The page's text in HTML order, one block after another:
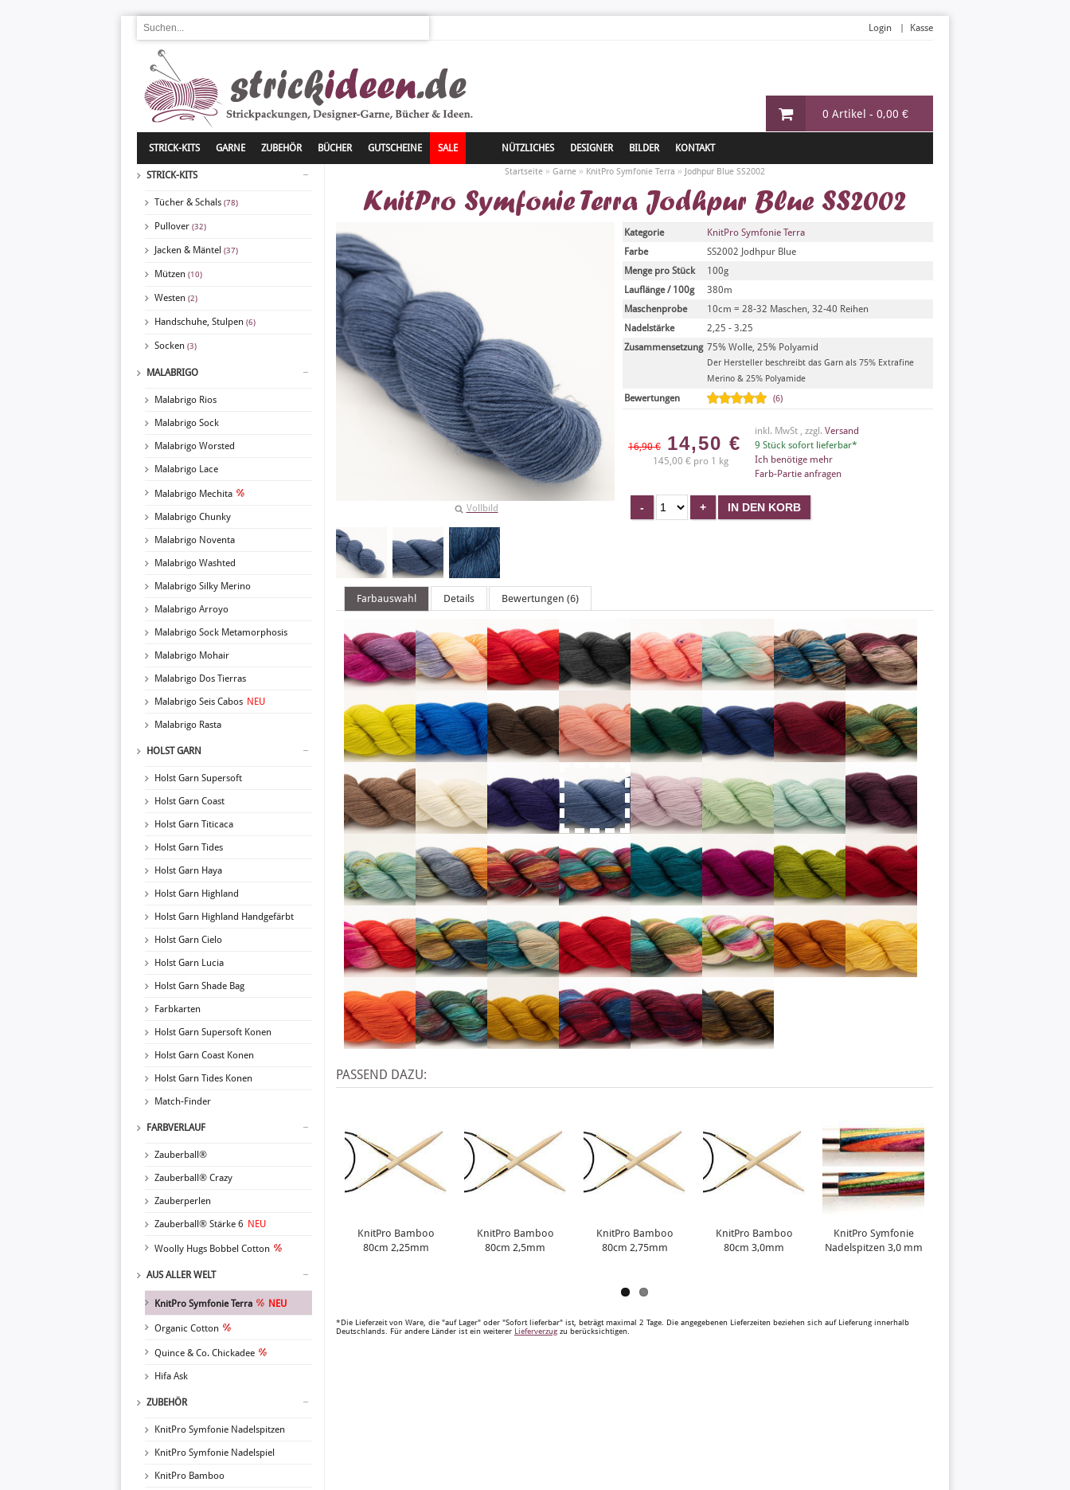
0 Artikel - 0,00 €
Login Kasse
STRICK-KITS GARNE ZUBEHÖR BÜCHER GUTSCHEINE SALE NÜTZLICHES DESIGNER BILDER KONTAKT
STRICK-KITS
Tücher & Schals (78)
Pullover (32)
Jacken & Mäntel (37)
Mützen (10)
Westen (2)
Handschuhe, Stulpen (6)
Socken (3)
MALABRIGO
Malabrigo Rios
Malabrigo Sock
Malabrigo Worsted
Malabrigo Lace
Malabrigo Mechita
Malabrigo Chunky
Malabrigo Noventa
Malabrigo Washted
Malabrigo Silky Merino
Malabrigo Arroyo
Malabrigo Sock Metamorphosis
Malabrigo Mohair
Malabrigo Dos Tierras
Malabrigo Seis Cabos NEU
Malabrigo Rasta
HOLST GARN
Holst Garn Supersoft
Holst Garn Coast
Holst Garn Titicaca
Holst Garn Tides
Holst Garn Haya
Holst Garn Highland
Holst Garn Highland Handgefärbt
Holst Garn Cielo
Holst Garn Lucia
Holst Garn Shade Bag
Farbkarten
Holst Garn Supersoft Konen
Holst Garn Coast Konen
Holst Garn Tides Konen
Match-Finder
FARBVERLAUF
Zauberball®
Zauberball® Crazy
Zauberperlen
Zauberball® Stärke 6 NEU
Woolly Hugs Bobbel Cotton
AUS ALLER WELT
KnitPro Symfonie Terra NEU
Organic Cotton
Quince & Co. Chickadee
Hifa Ask
ZUBEHÖR
KnitPro Symfonie Nadelspitzen
KnitPro Symfonie Nadelspiel
KnitPro Bamboo
Startseite» Garne» KnitPro Symfonie Terra » Jodhpur Blue SS2002
KnitPro Symfonie Terra Jodhpur Blue SS2002
Vollbild
Kategorie
KnitPro Symfonie Terra
Farbe
SS2002 Jodhpur Blue
Menge pro Stück
100g
Lauflänge / 100g
380m
Maschenprobe
10cm = 28-32 Maschen, 32-40 Reihen
Nadelstärke
2,25 - 3.25
Zusammensetzung 75% Wolle, 25% Polyamid
Der Hersteller beschreibt das Garn als 75% Extrafine
Merino & 25% Polyamide
Bewertungen (6)
16,90 € 14,50 €
145,00 € pro 1 kg
inkl. MwSt , zzgl. Versand
9 Stück sofort lieferbar*
Ich benötige mehr
Farb-Partie anfragen
Farbauswahl Details Bewertungen (6)
PASSEND DAZU:
KnitPro Bamboo
80cm 2,25mm
KnitPro Bamboo
80cm 2,5mm
KnitPro Bamboo
80cm 2,75mm
KnitPro Bamboo
80cm 3,0mm
KnitPro Symfonie
Nadelspitzen 3,0 mm
*Die Lieferzeit von Ware, die "auf Lager" oder "Sofort lieferbar" ist, beträgt maximal 2 Tage. Die angegebenen Lieferzeiten beziehen sich auf Lieferung innerhalb
Deutschlands. Für andere Länder ist ein weiterer Lieferverzug zu berücksichtigen.